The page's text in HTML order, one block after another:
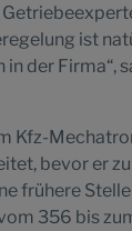
ist
in der
Kfz-
bevor er
frühere
356 bis